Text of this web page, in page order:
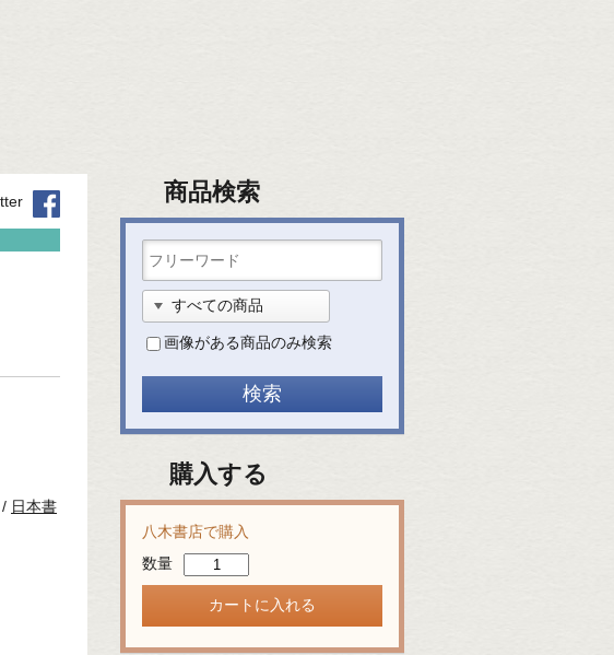
/ 日本書
商品検索
画像がある商品のみ検索
購入する
八木書店で購入
数量